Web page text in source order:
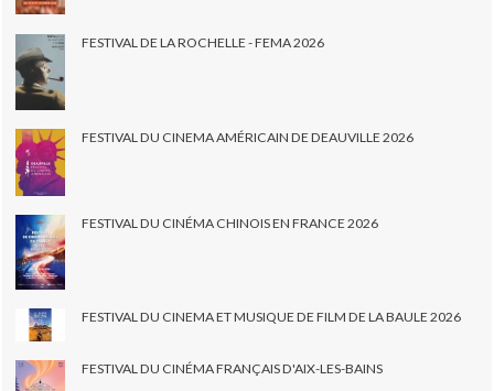
FESTIVAL DE LA ROCHELLE - FEMA 2026
FESTIVAL DU CINEMA AMÉRICAIN DE DEAUVILLE 2026
FESTIVAL DU CINÉMA CHINOIS EN FRANCE 2026
FESTIVAL DU CINEMA ET MUSIQUE DE FILM DE LA BAULE 2026
FESTIVAL DU CINÉMA FRANÇAIS D'AIX-LES-BAINS